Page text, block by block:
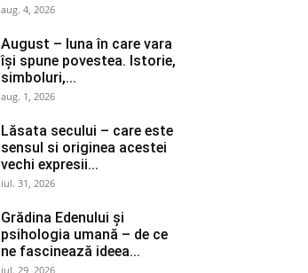
aug. 4, 2026
August – luna în care vara
își spune povestea. Istorie,
simboluri,...
aug. 1, 2026
Lăsata secului – care este
sensul si originea acestei
vechi expresii...
iul. 31, 2026
Grădina Edenului și
psihologia umană – de ce
ne fascinează ideea...
iul. 29, 2026